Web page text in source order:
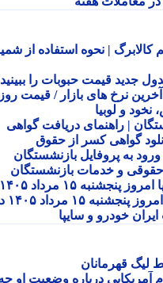
| نحوه استفاده از شمیم
قیمت حبوبات را ببینید /
نرخ های بازار / قیمت روز
و لوبیا
| راهنمای دریافت گواهی
گواهی کسر از حقوق
به پروفایل بازنشستگان
و خدمات بازنشستگان
قیمت خودروهای ایران خودرو سایپا امروز پنجشنبه ۱۵ مرداد ۱۴۰۵ |
قیمت خودروهای ایران خودرو سایپا امروز پنجشنبه ۱۵ مرداد ۱۴۰۵ در
خودرو و سایپا
قهرمانان
درباره وضعیت او چه